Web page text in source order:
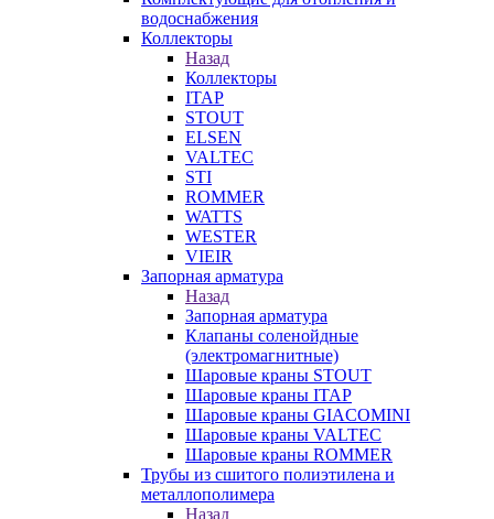
водоснабжения
Коллекторы
Назад
Коллекторы
ITAP
STOUT
ELSEN
VALTEC
STI
ROMMER
WATTS
WESTER
VIEIR
Запорная арматура
Назад
Запорная арматура
Клапаны соленойдные
(электромагнитные)
Шаровые краны STOUT
Шаровые краны ITAP
Шаровые краны GIACOMINI
Шаровые краны VALTEC
Шаровые краны ROMMER
Трубы из сшитого полиэтилена и
металлополимера
Назад